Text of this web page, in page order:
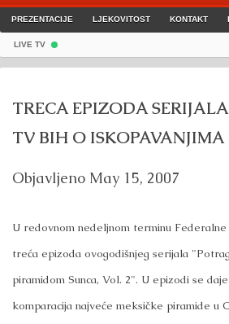
PREZENTACIJE LJEKOVITOST KONTAKT
LIVE TV
TRECA EPIZODA
TV BIH O ISKOPAVANJIMA
Objavljeno May 15, 2007
U redovnom nedeljnom terminu
treća epizoda ovogodišnjeg serijala
piramidom Sunca, Vol. 2". U epizodi se
komparacija najveće meksičke piramide u